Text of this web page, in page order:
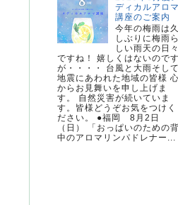
ディカルアロマ
講座のご案内
今年の梅雨は久
しぶりに梅雨ら
しい雨天の日々
ですね！ 嬉しくはないのです
が・・・・ 台風と大雨そして
地震にあわれた地域の皆様 心
からお見舞いを申し上げま
す。 自然災害が続いていま
す。皆様どうぞお気をつけく
ださい。 ●福岡 8月2日
（日） 「おっぱいのための背
中のアロマリンパドレナー...